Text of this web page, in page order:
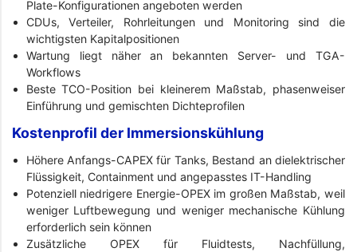
Plate-Konfigurationen angeboten werden
CDUs, Verteiler, Rohrleitungen und Monitoring sind die
wichtigsten Kapitalpositionen
Wartung liegt näher an bekannten Server- und TGA-
Workflows
Beste TCO-Position bei kleinerem Maßstab, phasenweiser
Einführung und gemischten Dichteprofilen
Kostenprofil der Immersionskühlung
Höhere Anfangs-CAPEX für Tanks, Bestand an dielektrischer
Flüssigkeit, Containment und angepasstes IT-Handling
Potenziell niedrigere Energie-OPEX im großen Maßstab, weil
weniger Luftbewegung und weniger mechanische Kühlung
erforderlich sein können
Zusätzliche OPEX für Fluidtests, Nachfüllung,